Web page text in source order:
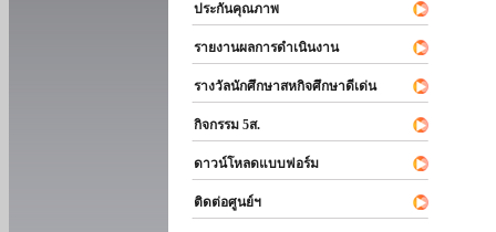
ประกันคุณภาพ
รายงานผลการดำเนินงาน
รางวัลนักศึกษาสหกิจศึกษาดีเด่น
กิจกรรม 5ส.
ดาวน์โหลดแบบฟอร์ม
ติดต่อศูนย์ฯ